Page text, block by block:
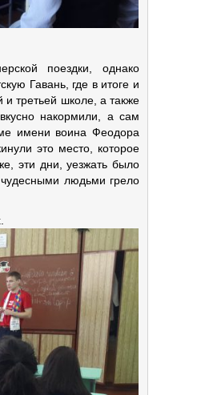
поездки, однако
Гавань, где в итоге и
третьей школе, а также
накормили, а сам
имени воина Феодора
это место, которое
эти дни, уезжать было
людьми грело